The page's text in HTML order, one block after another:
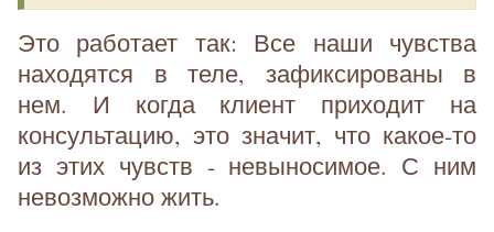
Это работает так: Все наши чувства
находятся в теле, зафиксированы в
нем. И когда клиент приходит на
консультацию, это значит, что какое-то
из этих чувств - невыносимое. С ним
невозможно жить.